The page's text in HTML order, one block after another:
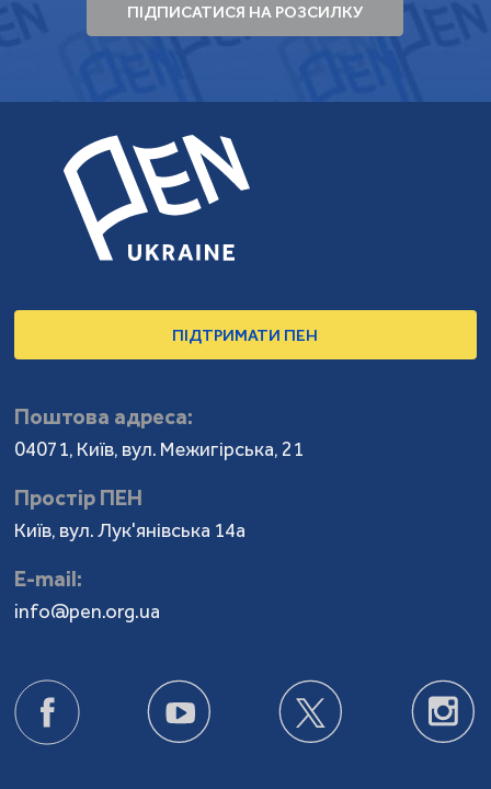
ПІДПИСАТИСЯ НА РОЗСИЛКУ
ПІДТРИМАТИ ПЕН
Поштова адреса:
04071, Київ, вул. Межигірська, 21
Простір ПЕН
Київ, вул. Лук'янівська 14а
Е-mail:
info@pen.org.ua